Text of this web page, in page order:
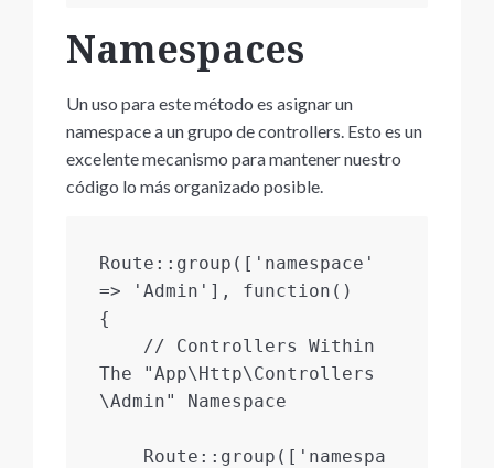
Namespaces
Un uso para este método es asignar un
namespace a un grupo de controllers. Esto es un
excelente mecanismo para mantener nuestro
código lo más organizado posible.
Route::group(['namespace'
=> 'Admin'], function()
{
The "App\Http\Controllers
\Admin" Namespace